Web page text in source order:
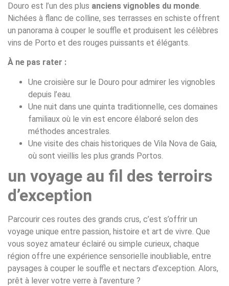
Douro est l’un des plus anciens vignobles du monde.
Nichées à flanc de colline, ses terrasses en schiste offrent
un panorama à couper le souffle et produisent les célèbres
vins de Porto et des rouges puissants et élégants.
À ne pas rater :
Une croisière sur le Douro pour admirer les vignobles
depuis l’eau.
Une nuit dans une quinta traditionnelle, ces domaines
familiaux où le vin est encore élaboré selon des
méthodes ancestrales.
Une visite des chais historiques de Vila Nova de Gaia,
où sont vieillis les plus grands Portos.
un voyage au fil des terroirs
d’exception
Parcourir ces routes des grands crus, c’est s’offrir un
voyage unique entre passion, histoire et art de vivre. Que
vous soyez amateur éclairé ou simple curieux, chaque
région offre une expérience sensorielle inoubliable, entre
paysages à couper le souffle et nectars d’exception. Alors,
prêt à lever votre verre à l’aventure ?